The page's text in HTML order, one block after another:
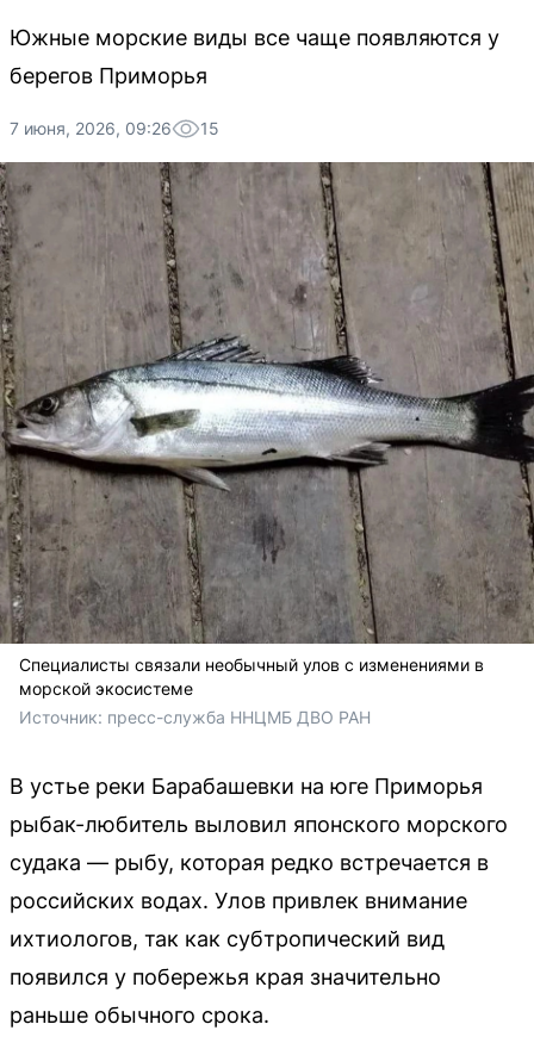
Южные морские виды все чаще появляются у
берегов Приморья
7 июня, 2026, 09:26 15
Специалисты связали необычный улов с изменениями в
морской экосистеме
Источник: пресс-служба ННЦМБ ДВО РАН
В устье реки Барабашевки на юге Приморья
рыбак-любитель выловил японского морского
судака — рыбу, которая редко встречается в
российских водах. Улов привлек внимание
ихтиологов, так как субтропический вид
появился у побережья края значительно
раньше обычного срока.